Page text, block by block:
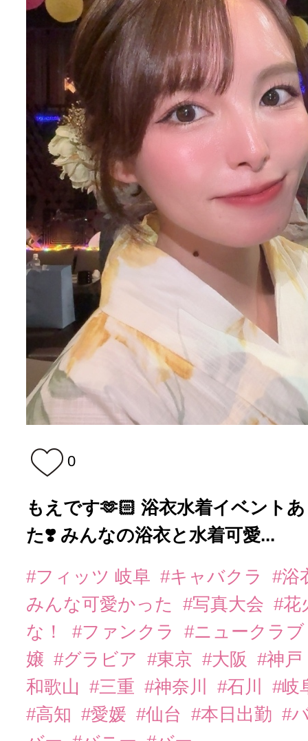
0
もえです🫶🏻 浴衣水着イベント
た❣️ みんなの浴衣と水着可愛...
#フィッツ 岐阜 #キャバクラ
#浴
みんな可愛かった
#写真大会 #花
な！
#ファンクラ
#ニュークラ
嬢 #グラビア #東京 #大阪
#神戸
和歌山
#三重 #神奈川 #石川
#岐
#高知 #愛媛 #仙台 #本日出勤 #